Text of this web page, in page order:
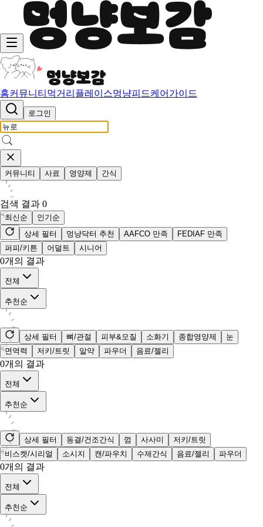
홈커뮤니티 먹거리 플레이스멍냥피드케어가이드
로그인
커뮤니티 사료 영양제 간식
검색 결과 0
최신순
인기순
상세 필터
멍냥닥터 추천 AAFCO 만족
FEDIAF 만족
퍼피/키튼
어덜트 시니어
0개의 결과
전체
추천순
상세 필터 뼈/관절 피부&모질 소화기 종합영양제
눈
면역력
저키/트릿 알약 파우더 음료/젤리
0개의 결과
전체
추천순
상세 필터 동결/건조간식 껌 사사미
저키/트릿
비스켓/시리얼
소시지 캔/파우치 수제간식 음료/젤리 파우더
0개의 결과
전체
추천순